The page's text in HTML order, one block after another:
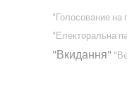
"Голосование на
"Електоральна
"Вкидання"